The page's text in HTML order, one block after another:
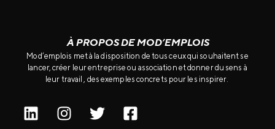
À PROPOS DE MOD’EMPLOIS
Mod’emplois met à la disposition de tous ceux qui souhaitent se
lancer, créer leur entreprise ou association et donner du sens à
leur travail , des exemples concrets pour les inspirer.